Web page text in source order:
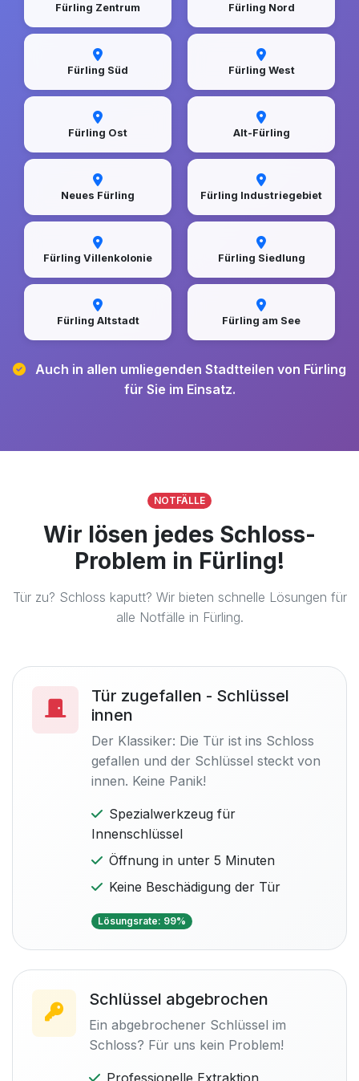
Fürling Zentrum Fürling Nord
Fürling Süd Fürling West
Fürling Ost Alt-Fürling
Neues Fürling Fürling Industriegebiet
Fürling Villenkolonie Fürling Siedlung
Fürling Altstadt Fürling am See
Auch in allen umliegenden Stadtteilen von Fürling
für Sie im Einsatz.
NOTFÄLLE
Wir lösen jedes Schloss-
Problem in Fürling!
Tür zu? Schloss kaputt? Wir bieten schnelle Lösungen für
alle Notfälle in Fürling.
Tür zugefallen - Schlüssel
innen
Der Klassiker: Die Tür ist ins Schloss
gefallen und der Schlüssel steckt von
innen. Keine Panik!
Spezialwerkzeug für
Innenschlüssel
Öffnung in unter 5 Minuten
Keine Beschädigung der Tür
Lösungsrate: 99%
Schlüssel abgebrochen
Ein abgebrochener Schlüssel im
Schloss? Für uns kein Problem!
Professionelle Extraktion